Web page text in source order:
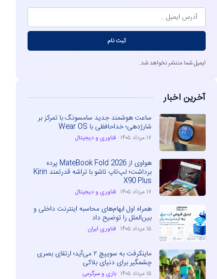
ثبت نام
ایمیل شما منتشر نخواهد شد.
آخرین اخبار
ساعت هوشمند جدید سامسونگ با تمرکز بر
شارژدهی؛ خداحافظی با Wear OS
۱۷ مرداد ۱۴۰۵ فناوری و دیجیتال
هواوی از MateBook Fold 2026 پرده
برداشت؛ لپ‌تاپ تاشو با تراشه قدرتمند Kirin
X90 Plus
۱۷ مرداد ۱۴۰۵ فناوری و دیجیتال
همراه اول ابهام‌های محاسبه اینترنت داخلی و
بین‌الملل را توضیح داد
۱۵ مرداد ۱۴۰۵ فناوری ایران
ماینکرفت به سوییچ ۲ می‌آید؛ ارتقای بصری
چشمگیر برای دنیای بلاکی
۱۵ مرداد ۱۴۰۵ بازی و سرگرمی